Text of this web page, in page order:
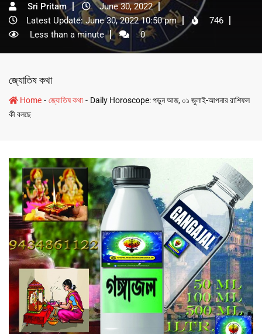
Sri Pritam
June 30, 2022
Latest Update: June 30, 2022 10:50 pm
746
Less than a minute
0
জ্যোতিষ কথা
Home - জ্যোতিষ কথা - Daily Horoscope: পড়ুন আজ, ০১ জুলাই-আপনার রাশিফল
কী বলছে